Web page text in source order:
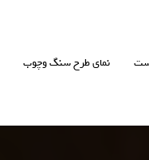
نمای طرح سنگ وچوب